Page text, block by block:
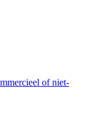
of niet-